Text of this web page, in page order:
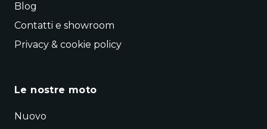
Blog
Contatti e showroom
Privacy & cookie policy
Le nostre moto
Nuovo